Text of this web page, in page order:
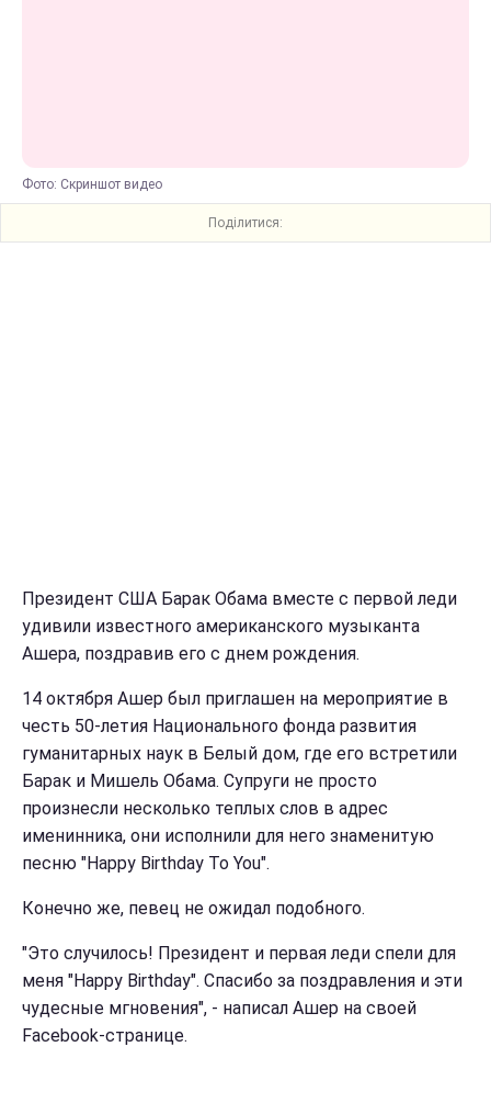
Фото: Скриншот видео
Поділитися:
Президент США Барак Обама вместе с первой леди
удивили известного американского музыканта
Ашера, поздравив его с днем рождения.
14 октября Ашер был приглашен на мероприятие в
честь 50-летия Национального фонда развития
гуманитарных наук в Белый дом, где его встретили
Барак и Мишель Обама. Супруги не просто
произнесли несколько теплых слов в адрес
именинника, они исполнили для него знаменитую
песню "Happy Birthday To You".
Конечно же, певец не ожидал подобного.
"Это случилось! Президент и первая леди спели для
меня "Happy Birthday". Спасибо за поздравления и эти
чудесные мгновения", - написал Ашер на своей
Facebook-странице.